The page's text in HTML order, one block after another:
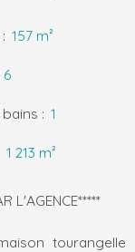
: 157 m²
6
bains : 1
1 213 m²
L'AGENCE*****